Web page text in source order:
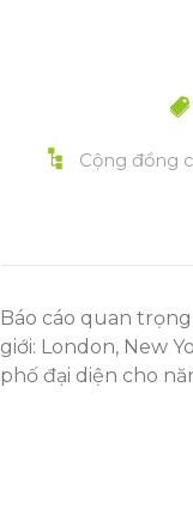
Cộng đồng
Báo cáo quan
giới: London, New
phố đại diện cho